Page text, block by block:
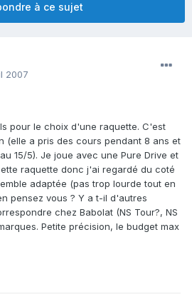
à ce sujet
2007
pour le choix d'une raquette. C'est
(elle a pris des cours pendant 8 ans et
15/5). Je joue avec une Pure Drive et
raquette donc j'ai regardé du coté
adaptée (pas trop lourde tout en
pensez vous ? Y a t-il d'autres
chez Babolat (NS Tour?, NS
Petite précision, le budget max